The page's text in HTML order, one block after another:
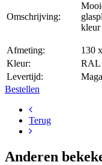
Omschrijving:
kleur
Afmeting:
130
Kleur:
RAL
Levertijd:
Bestellen
Terug
Anderen